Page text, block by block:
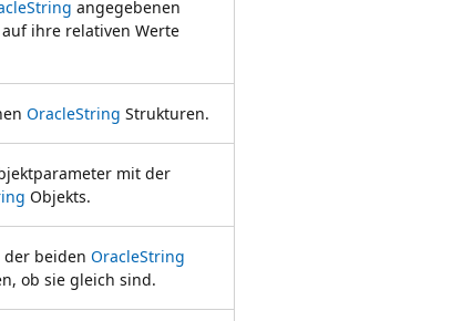
angegebenen
ihre relativen Werte
OracleString Strukturen.
mit der
Objekts.
der beiden OracleString
ob sie gleich sind.